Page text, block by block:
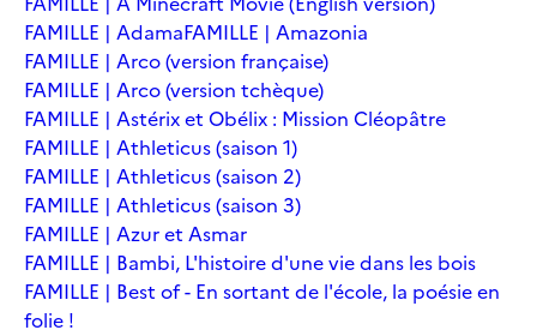
FAMILLE | AdamaFAMILLE | Amazonia
FAMILLE | Arco (version française)
FAMILLE | Arco (version tchèque)
FAMILLE | Astérix et Obélix : Mission Cléopâtre
FAMILLE | Athleticus (saison 1)
FAMILLE | Athleticus (saison 2)
FAMILLE | Athleticus (saison 3)
FAMILLE | Azur et Asmar
FAMILLE | Bambi, L'histoire d'une vie dans les bois
FAMILLE | Best of - En sortant de l'école, la poésie en
folie !